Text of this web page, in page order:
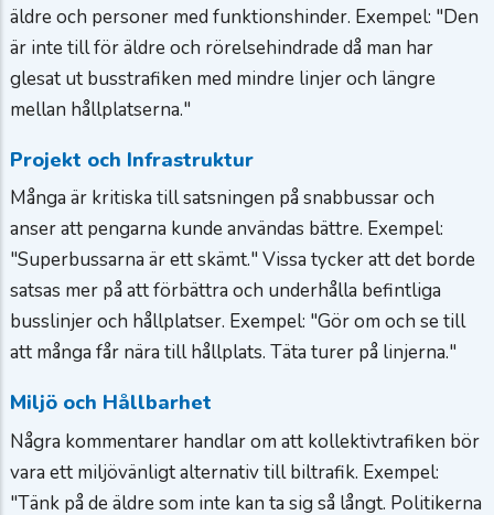
äldre och personer med funktionshinder. Exempel: "Den
är inte till för äldre och rörelsehindrade då man har
glesat ut busstrafiken med mindre linjer och längre
mellan hållplatserna."
Projekt och Infrastruktur
Många är kritiska till satsningen på snabbussar och
anser att pengarna kunde användas bättre. Exempel:
"Superbussarna är ett skämt." Vissa tycker att det borde
satsas mer på att förbättra och underhålla befintliga
busslinjer och hållplatser. Exempel: "Gör om och se till
att många får nära till hållplats. Täta turer på linjerna."
Miljö och Hållbarhet
Några kommentarer handlar om att kollektivtrafiken bör
vara ett miljövänligt alternativ till biltrafik. Exempel:
"Tänk på de äldre som inte kan ta sig så långt. Politikerna